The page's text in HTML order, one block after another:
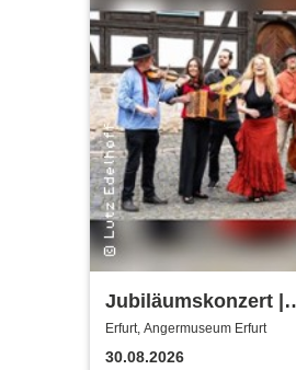
Jubiläumskonzert |
Angermuseum Erfurt
Jahre The String
Erfurt, Angermuseum Erfurt
30.08.2026